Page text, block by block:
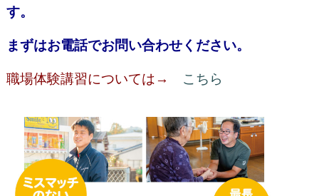
す。
まずはお電話でお問い合わせください。
職場体験講習については→ こちら